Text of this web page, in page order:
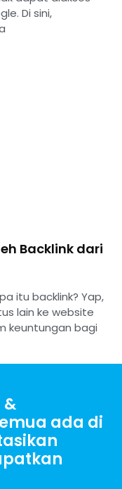
Di sini,
Backlink dari
itu backlink? Yap,
lain ke website
keuntungan bagi
&
ada di